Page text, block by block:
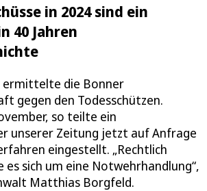
in 2024 sind ein
40 Jahren
ermittelte die Bonner
gegen den Todesschützen.
so teilte ein
unserer Zeitung jetzt auf Anfrage
eingestellt. „Rechtlich
es sich um eine Notwehrhandlung“,
Matthias Borgfeld.